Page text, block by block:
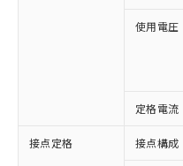
使用電圧
定格電流
接点定格 接点構成
※1 対応状況